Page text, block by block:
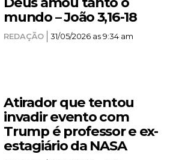
mundo – João 3,16-18
REDAÇÃO 31/05/2026 as 9:34 am
Atirador que tentou
invadir evento com
Trump é professor e ex-
estagiário da NASA